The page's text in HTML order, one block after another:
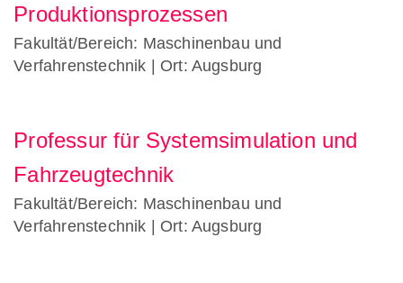
Produktionsprozessen
Fakultät/Bereich: Maschinenbau und
Verfahrenstechnik | Ort: Augsburg
Professur für Systemsimulation und
Fahrzeugtechnik
Fakultät/Bereich: Maschinenbau und
Verfahrenstechnik | Ort: Augsburg